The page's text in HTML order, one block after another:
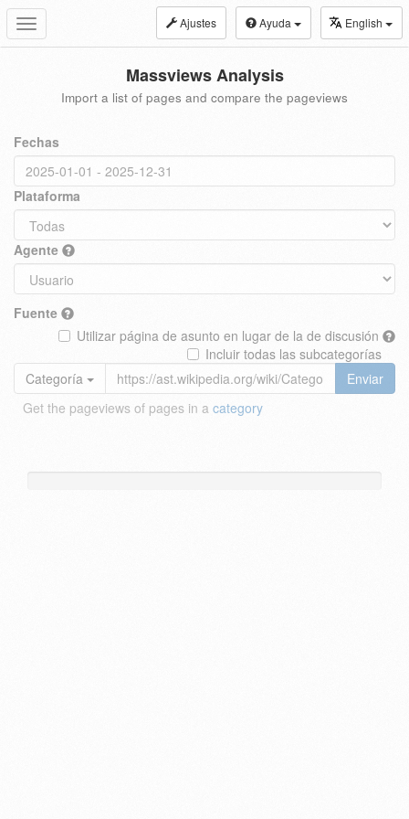
Toggle
navigation
Ajustes Ayuda English
Massviews Analysis
Import a list of pages and compare the pageviews
Fechas
Plataforma
Agente
Fuente
Utilizar página de asunto en lugar de la de discusión
Incluir todas las subcategorías
Categoría
Enviar
Get the pageviews of pages in a category